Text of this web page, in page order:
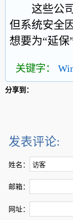
这些公司
但系统安全
想要为“延
关键字：
分享到：
发表评论:
姓名：
邮箱：
网址：